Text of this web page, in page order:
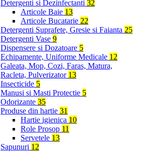
Detergenti si Dezinfectanti 32
Articole Baie 13
Articole Bucatarie 22
Detergenti Suprafete, Gresie si Faianta 25
Detergenti Vase 9
Dispensere si Dozatoare 5
Echipamente, Uniforme Medicale 12
Galeata, Mop, Cozi, Faras, Matura,
Racleta, Pulverizator 13
Insecticide 5
Manusi si Masti Protectie 5
Odorizante 35
Produse din hartie 31
Hartie igienica 10
Role Prosop 11
Servetele 13
Sapunuri 12